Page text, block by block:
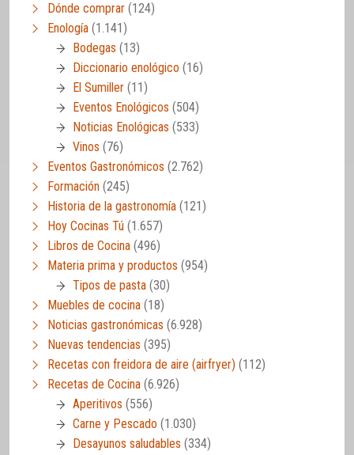
Dónde comprar (124)
Enología (1.141)
Bodegas (13)
Diccionario enológico (16)
El Sumiller (11)
Eventos Enológicos (504)
Noticias Enológicas (533)
Vinos (76)
Eventos Gastronómicos (2.762)
Formación (245)
Historia de la gastronomía (121)
Hoy Cocinas Tú (1.657)
Libros de Cocina (496)
Materia prima y productos (954)
Tipos de pasta (30)
Muebles de cocina (18)
Noticias gastronómicas (6.928)
Nuevas tendencias (395)
Recetas con freidora de aire (airfryer) (112)
Recetas de Cocina (6.926)
Aperitivos (556)
Carne y Pescado (1.030)
Desayunos saludables (334)